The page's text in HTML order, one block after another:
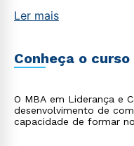
Ler mais
Conheça o curso
O MBA em Liderança e
desenvolvimento de
capacidade de formar